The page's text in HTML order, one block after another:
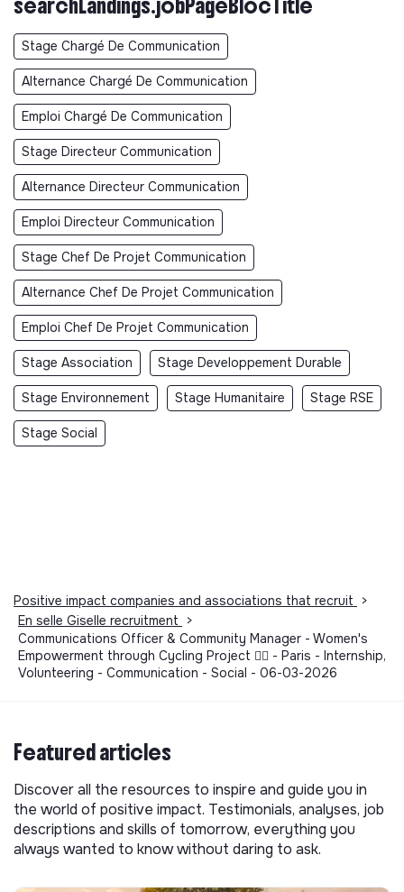
Stage Chargé De Communication
Alternance Chargé De Communication
Emploi Chargé De Communication
Stage Directeur Communication
Alternance Directeur Communication
Emploi Directeur Communication
Stage Chef De Projet Communication
Alternance Chef De Projet Communication
Emploi Chef De Projet Communication
Stage Association Stage Developpement Durable
Stage Environnement Stage Humanitaire Stage RSE
Stage Social
Positive impact companies and associations that recruit
>
En selle Giselle recruitment
>
Communications Officer & Community Manager - Women's
Empowerment through Cycling Project 🚵‍♀️ - Paris - Internship,
Volunteering - Communication - Social - 06-03-2026
Featured articles
Discover all the resources to inspire and guide you in
the world of positive impact. Testimonials, analyses, job
descriptions and skills of tomorrow, everything you
always wanted to know without daring to ask.